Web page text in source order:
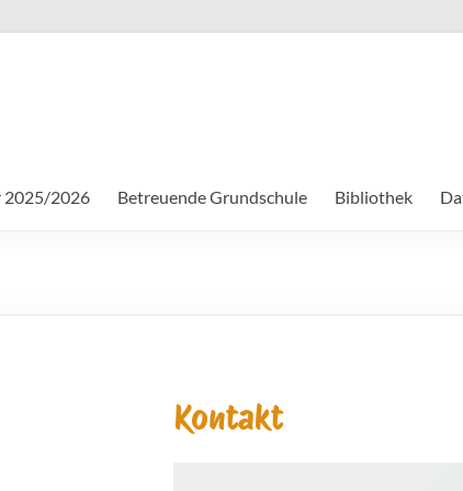
2025/2026 Betreuende Grundschule Bibliothek
Kontakt